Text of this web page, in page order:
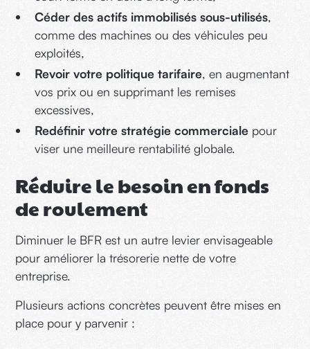
Céder des actifs immobilisés sous-utilisés,
comme des machines ou des véhicules peu
exploités,
Revoir votre politique tarifaire, en augmentant
vos prix ou en supprimant les remises
excessives,
Redéfinir votre stratégie commerciale pour
viser une meilleure rentabilité globale.
Réduire le besoin en fonds
de roulement
Diminuer le BFR est un autre levier envisageable
pour améliorer la trésorerie nette de votre
entreprise.
Plusieurs actions concrètes peuvent être mises en
place pour y parvenir :